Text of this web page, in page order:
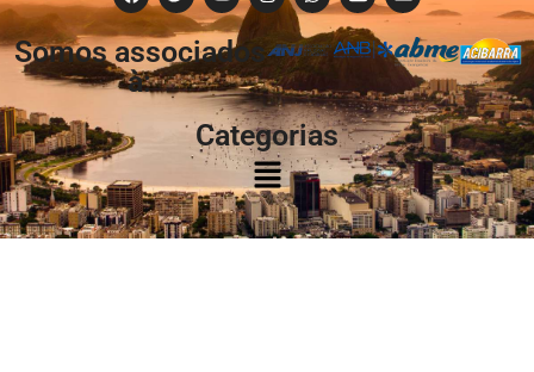
Somos associados
à:
Categorias